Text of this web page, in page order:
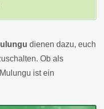
dienen dazu, euch
Ob als
ist ein